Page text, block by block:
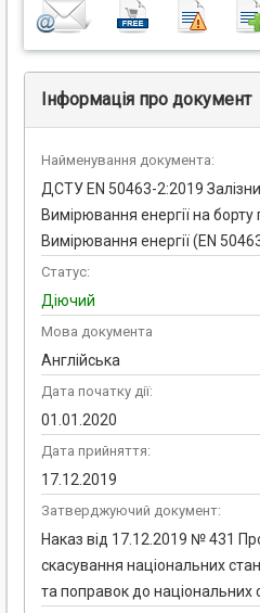
Інформація про документ
Найменування документа:
ДСТУ EN 50463-2:2019
Вимірювання енергії на борту
Вимірювання енергії (EN
Статус:
Діючий
Мова документа
Англійська
Дата початку дії:
01.01.2020
Дата прийняття:
17.12.2019
Затверджуючий документ:
Наказ від 17.12.2019 № 431
скасування національних
та поправок до національних